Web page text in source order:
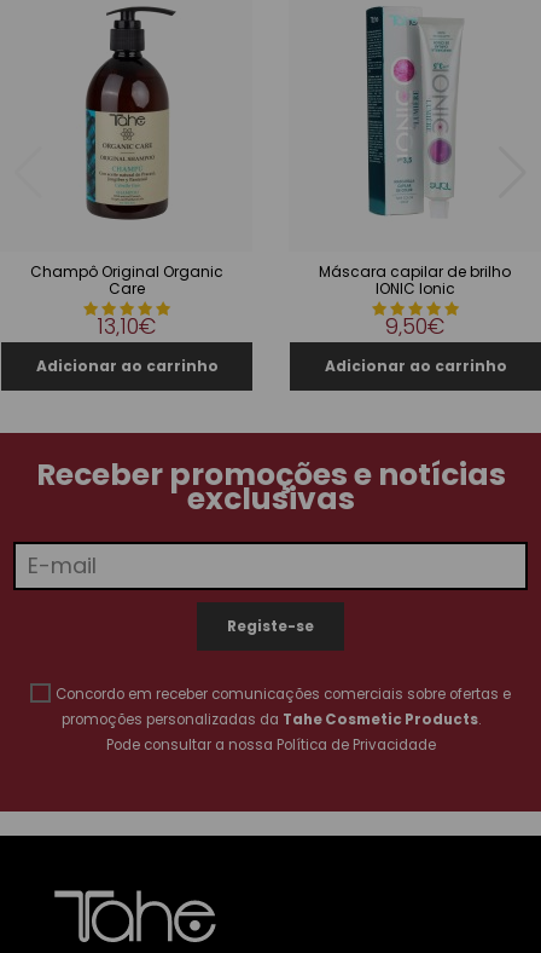
Champô Original Organic
Care
13,10€
Máscara capilar de brilho
IONIC Ionic
9,50€
Receber promoções e notícias
exclusivas
Concordo em receber comunicações comerciais sobre ofertas e
promoções personalizadas da Tahe Cosmetic Products.
Pode consultar a nossa Política de Privacidade